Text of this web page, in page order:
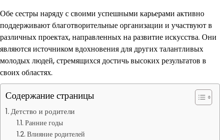
Обе сестры наряду с своими успешными карьерами активно
поддерживают благотворительные организации и участвуют в
различных проектах, направленных на развитие искусства. Они
являются источником вдохновения для других талантливых
молодых людей, стремящихся достичь высоких результатов в
своих областях.
Содержание страницы
Детство и родители
Ранние годы
Влияние родителей